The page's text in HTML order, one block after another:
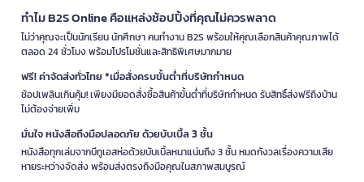
ทำไม B2S Online คือแหล่งช้อปปิ้งที่คุณไม่ควรพลาด
ไม่ว่าคุณจะเป็นนักเรียน นักศึกษา คนทำงาน B2S พร้อมให้คุณเลือกสินค้าคุณภาพได้
ตลอด 24 ชั่วโมง พร้อมโปรโมชั่นและสิทธิพิเศษมากมาย
ฟรี! ค่าจัดส่งทั่วไทย *เมื่อสั่งครบขั้นต่ำที่บริษัทกำหนด
ช้อปเพลินเกินคุ้ม! เพียงมียอดสั่งซื้อสินค้าขั้นต่ำที่บริษัทกำหนด รับสิทธิ์ส่งฟรีถึงบ้าน
ไม่ต้องจ่ายเพิ่ม
มั่นใจ หนังสือถึงมือปลอดภัย ด้วยบับเบิ้ล 3 ชั้น
หนังสือทุกเล่มจากบีทูเอสห่อด้วยบับเบิ้ลหนาแน่นถึง 3 ชั้น หมดกังวลเรื่องความเสีย
หายระหว่างจัดส่ง พร้อมส่งตรงถึงมือคุณในสภาพสมบูรณ์